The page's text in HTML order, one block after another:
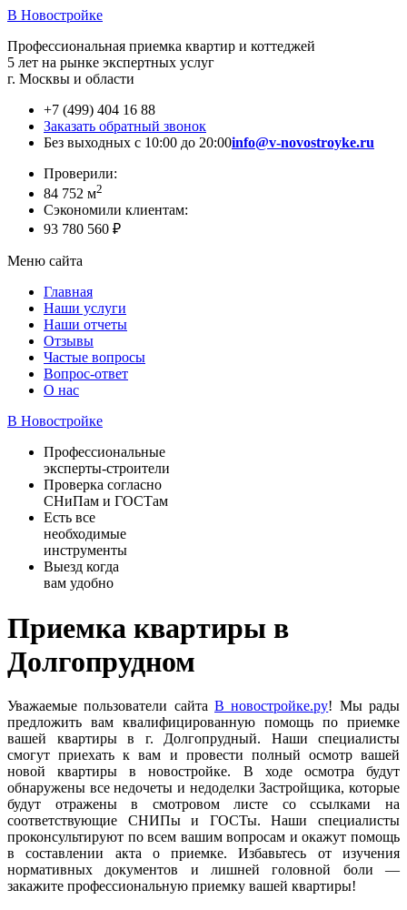
В Новостройке
Профессиональная приемка квартир и коттеджей
5 лет на рынке экспертных услуг
г. Москвы и области
+7 (499) 404 16 88
Заказать обратный звонок
Без выходных с 10:00 до 20:00info@v-novostroyke.ru
Проверили:
84 752 м2
Сэкономили клиентам:
93 780 560 ₽
Меню сайта
Главная
Наши услуги
Наши отчеты
Отзывы
Частые вопросы
Вопрос-ответ
О нас
В Новостройке
Профессиональные
эксперты-строители
Проверка согласно
СНиПам и ГОСТам
Есть все
необходимые
инструменты
Выезд когда
вам удобно
Приемка квартиры в
Долгопрудном
Уважаемые пользователи сайта В новостройке.ру! Мы рады
предложить вам квалифицированную помощь по приемке
вашей квартиры в г. Долгопрудный. Наши специалисты
смогут приехать к вам и провести полный осмотр вашей
новой квартиры в новостройке. В ходе осмотра будут
обнаружены все недочеты и недоделки Застройщика, которые
будут отражены в смотровом листе со ссылками на
соответствующие СНИПы и ГОСТы. Наши специалисты
проконсультируют по всем вашим вопросам и окажут помощь
в составлении акта о приемке. Избавьтесь от изучения
нормативных документов и лишней головной боли —
закажите профессиональную приемку вашей квартиры!